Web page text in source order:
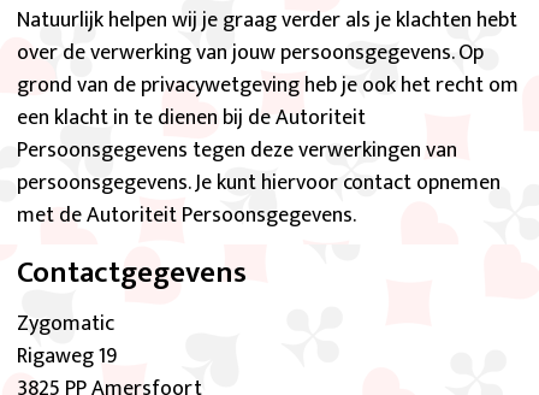
Natuurlijk helpen wij je graag verder als je klachten hebt
over de verwerking van jouw persoonsgegevens. Op
grond van de privacywetgeving heb je ook het recht om
een klacht in te dienen bij de Autoriteit
Persoonsgegevens tegen deze verwerkingen van
persoonsgegevens. Je kunt hiervoor contact opnemen
met de Autoriteit Persoonsgegevens.
Contactgegevens
Zygomatic
Rigaweg 19